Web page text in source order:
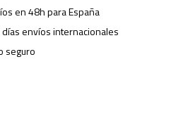
en 48h para España
envíos internacionales
seguro